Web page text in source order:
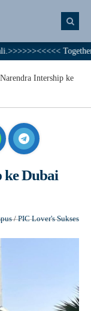
Together We
Intership ke
Dubai
/PIC Lover's Sukses